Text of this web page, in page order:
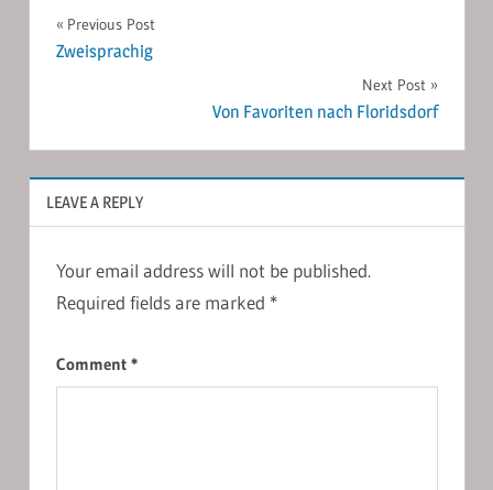
Post
navigation
Previous Post
Zweisprachig
Next Post
Von Favoriten nach Floridsdorf
LEAVE A REPLY
Your email address will not be published.
Required fields are marked *
Comment *